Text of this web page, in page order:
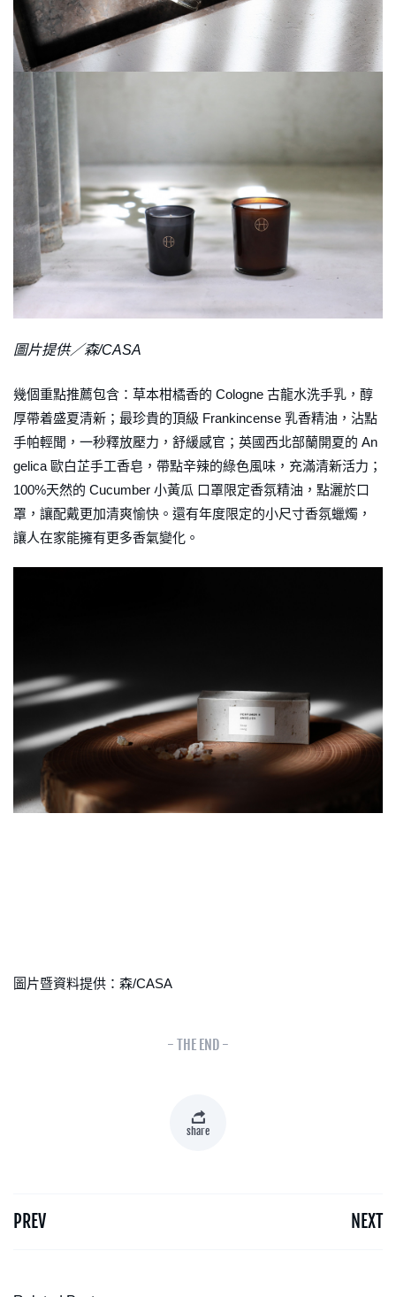
圖片提供／森/CASA
幾個重點推薦包含：草本柑橘香的 Cologne 古龍水洗手乳，醇
厚帶着盛夏清新；最珍貴的頂級 Frankincense 乳香精油，沾點
手帕輕聞，一秒釋放壓力，舒緩感官；英國西北部蘭開夏的 An
gelica 歐白芷手工香皂，帶點辛辣的綠色風味，充滿清新活力；
100%天然的 Cucumber 小黃瓜 口罩限定香氛精油，點灑於口
罩，讓配戴更加清爽愉快。還有年度限定的小尺寸香氛蠟燭，
讓人在家能擁有更多香氣變化。
圖片暨資料提供：森/CASA
- THE END -
share
PREV NEXT